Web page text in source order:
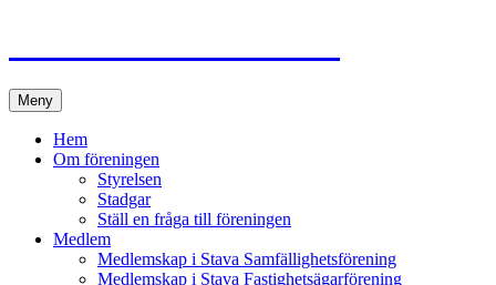
Meny
Hem
Om föreningen
Styrelsen
Stadgar
Ställ en fråga till föreningen
Medlem
Medlemskap i Stava Samfällighetsförening
Medlemskap i Stava Fastighetsägarförening